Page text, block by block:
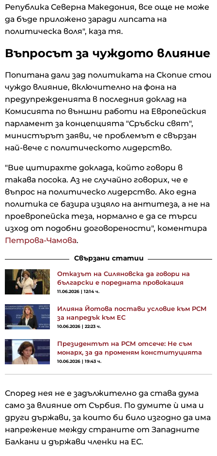
Република Северна Македония, все още не може
да бъде приложено заради липсата на
политическа воля", каза тя.
Въпросът за чуждото влияние
Попитана дали зад политиката на Скопие стои
чуждо влияние, включително на фона на
предупрежденията в последния доклад на
Комисията по външни работи на Европейския
парламент за концепцията "Сръбски свят",
министърът заяви, че проблемът е свързан
най-вече с политическото лидерство.
"Вие цитирахте доклада, който говори в
такава посока. Аз не случайно говорих, че е
въпрос на политическо лидерство. Ако една
политика се базира изцяло на антитеза, а не на
проевропейска теза, нормално е да се търси
изход от подобни договорености", коментира
Петрова-Чамова.
Свързани статии
Отказът на Силяновска да говори на
български е поредната провокация
11.06.2026 | 12:14 ч.
Илияна Йотова постави условие към РСМ
за напредък към ЕС
10.06.2026 | 22:23 ч.
Президентът на РСМ отсече: Не съм
монарх, за да променям конституцията
10.06.2026 | 19:43 ч.
Според нея не е задължително да става дума
само за влияние от Сърбия. По думите ѝ има и
други държави, за които би било изгодно да има
напрежение между страните от Западните
Балкани и държави членки на ЕС.